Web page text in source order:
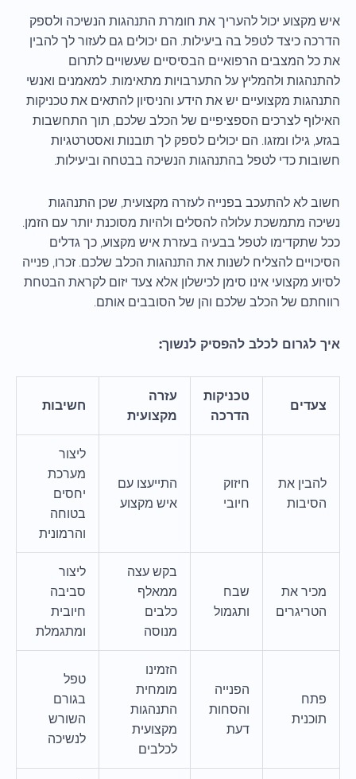
איש מקצוע יכול להעריך את חומרת התנהגות הנשיכה ולספק
הדרכה כיצד לטפל בה ביעילות. הם יכולים גם לעזור לך להבין
את כל המצבים הרפואיים הבסיסיים שעשויים לתרום
להתנהגות ולהמליץ על התערבויות מתאימות. למאמנים ואנשי
התנהגות מקצועיים יש את הידע והניסיון להתאים את טכניקות
האילוף לצרכים הספציפיים של הכלב שלכם, תוך התחשבות
בגזע, גילו ומזגו. הם יכולים לספק לך תובנות ואסטרטגיות
חשובות כדי לטפל בהתנהגות הנשיכה בבטחה וביעילות.
חשוב לא להתעכב בפנייה לעזרה מקצועית, שכן התנהגות
נשיכה מתמשכת עלולה להסלים ולהיות מסוכנת יותר עם הזמן.
ככל שתקדימו לטפל בבעיה בעזרת איש מקצוע, כך גדלים
הסיכויים להצליח לשנות את התנהגות הכלב שלכם. זכרו, פנייה
לסיוע מקצועי אינו סימן לכישלון אלא צעד יזום לקראת הבטחת
רווחתם של הכלב שלכם והן של הסובבים אותם.
איך לגרום לכלב להפסיק לנשוך:
צעדים
טכניקות
הדרכה
עזרה
מקצועית
חשיבות
להבין את
הסיבות
חיזוק
חיובי
התייעצו עם
איש מקצוע
ליצור
מערכת
יחסים
בטוחה
והרמונית
מכיר את
הטריגרים
שבח
ותגמול
בקש עצה
ממאלף
כלבים
מנוסה
ליצור
סביבה
חיובית
ומתגמלת
פתח
תוכנית
הפנייה
והסחות
דעת
הזמינו
מומחית
התנהגות
מקצועית
לכלבים
טפל
בגורם
השורש
לנשיכה